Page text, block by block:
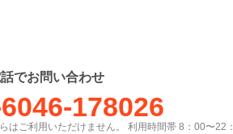
でお問い合わせ
178026
はご利用いただけません。 利用時間帯 8：00〜22：